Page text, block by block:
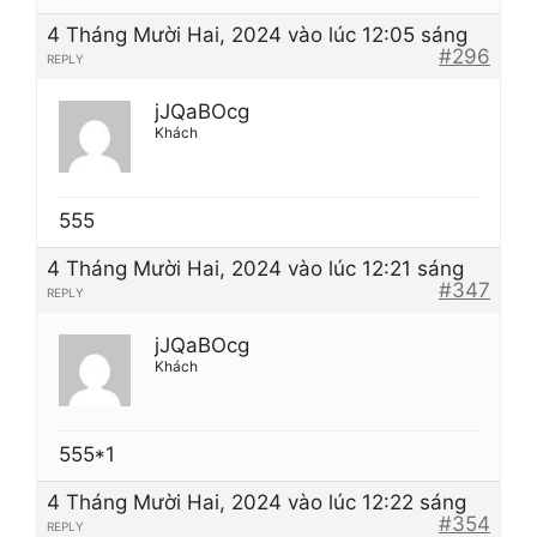
4 Tháng Mười Hai, 2024 vào lúc 12:05 sáng
#296
REPLY
jJQaBOcg
Khách
555
4 Tháng Mười Hai, 2024 vào lúc 12:21 sáng
#347
REPLY
jJQaBOcg
Khách
555*1
4 Tháng Mười Hai, 2024 vào lúc 12:22 sáng
#354
REPLY